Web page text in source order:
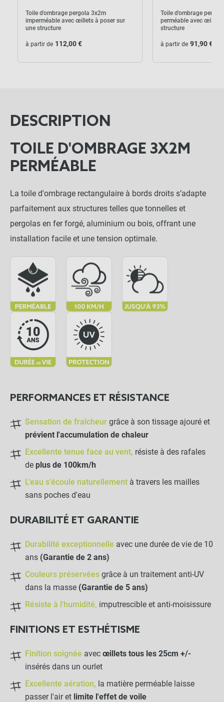
Toile d'ombrage pergola 3x2 m
perméable avec œillets à poser sur
une structure
Anthracite
NOTRE RECOMMANDATION POUR
Bobine de sandow 25m
21,50 €
Crochet Sandow "Stop"
-
Crochet Sandow
0,80 € - +
Toile d'ombrage pergola 3x2m
imperméable avec œillets à poser sur
une structure
à partir de 112,00 €
Toile d'ombrage
perméable avec œillets
structure
à partir de 91,90 €
DESCRIPTION
TOILE D'OMBRAGE 3X2M
PERMÉABLE
La toile d'ombrage rectangulaire à bords droits s’adapte
parfaitement aux structures telles que tonnelles et
pergolas en fer forgé, aluminium ou bois, offrant une
installation facile et une tension optimale.
PERFORMANCES ET RÉSISTANCE
Sensation de fraîcheur grâce à son tissage ajouré et
prévient l'accumulation de chaleur
Excellente tenue face au vent, résiste à des rafales
de plus de 100km/h
L'eau s'écoule naturellement à travers les mailles
sans poches d'eau
DURABILITÉ ET GARANTIE
Durabilité exceptionnelle avec une durée de vie de 10
ans (Garantie de 2 ans)
Couleurs préservées grâce à un traitement anti-UV
dans la masse (Garantie de 5 ans)
Résiste à l'humidité, imputrescible et anti-moisissure
FINITIONS ET ESTHÉTISME
Finition soignée avec œillets tous les 25cm +/-
insérés dans un ourlet
Excellente aération, la matière perméable laisse
passer l'air et limite l'effet de voile